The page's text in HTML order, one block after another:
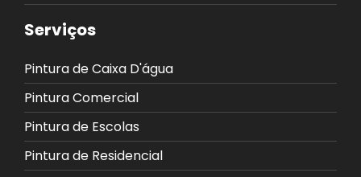
Serviços
Pintura de Caixa D'água
Pintura Comercial
Pintura de Escolas
Pintura de Residencial